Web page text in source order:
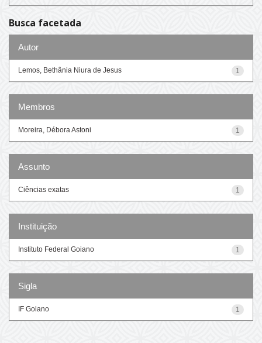
Busca facetada
Autor
1
Lemos, Bethânia Niura de Jesus
Membros
1
Moreira, Débora Astoni
Assunto
1
Ciências exatas
Instituição
1
Instituto Federal Goiano
Sigla
1
IF Goiano